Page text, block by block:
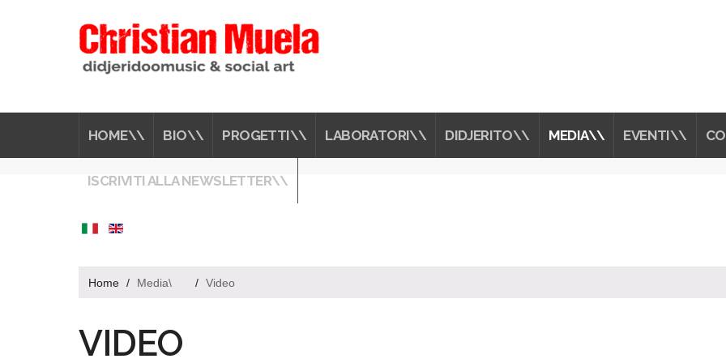
HOME\\ BIO\\ PROGETTI\\ LABORATORI\\ DIDJERITO\\ MEDIA\\ EVENTI\\
ISCRIVITI ALLA NEWSLETTER\\
Home / Media\ / Video
VIDEO